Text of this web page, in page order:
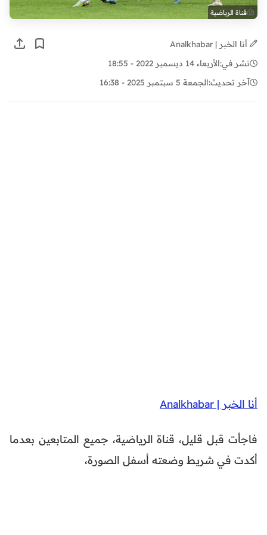
قناة الرياضية
أنا الخبر | Analkhabar
نشر في:الأربعاء 14 ديسمبر 2022 - 18:55
آخر تحديث:الجمعة 5 سبتمبر 2025 - 16:38
أنا الخبر | Analkhabar
فاجأت قبل قليل، قناة الرياضية، جميع المتابعين بعدما
أكدت في شريط وضعته أسفل الصورة،